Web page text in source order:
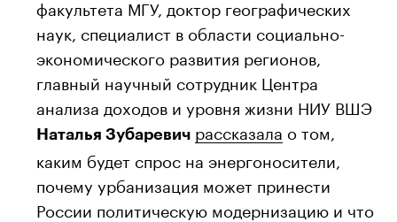
факультета МГУ, доктор географических
наук, специалист в области социально-
экономического развития регионов,
главный научный сотрудник Центра
анализа доходов и уровня жизни НИУ ВШЭ
Наталья Зубаревич рассказала о том,
каким будет спрос на энергоносители,
почему урбанизация может принести
России политическую модернизацию и что